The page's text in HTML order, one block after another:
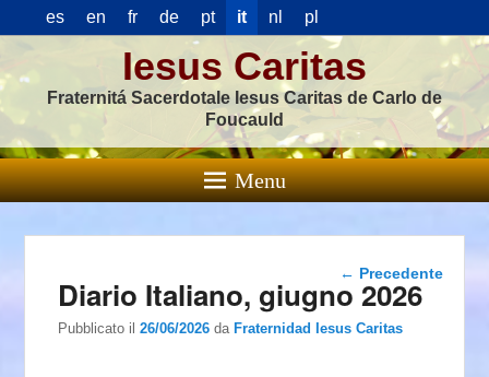
es en fr de pt it nl pl
Iesus Caritas
Fraternitá Sacerdotale Iesus Caritas de Carlo de
Foucauld
Menu
Navigazione
articolo
← Precedente
Diario Italiano, giugno 2026
Pubblicato il26/06/2026 daFraternidad Iesus Caritas